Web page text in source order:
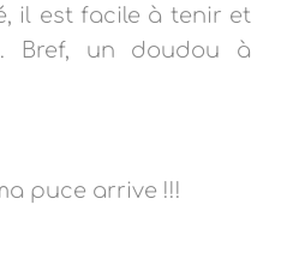
il est facile à tenir et
Bref, un doudou à
puce arrive !!!